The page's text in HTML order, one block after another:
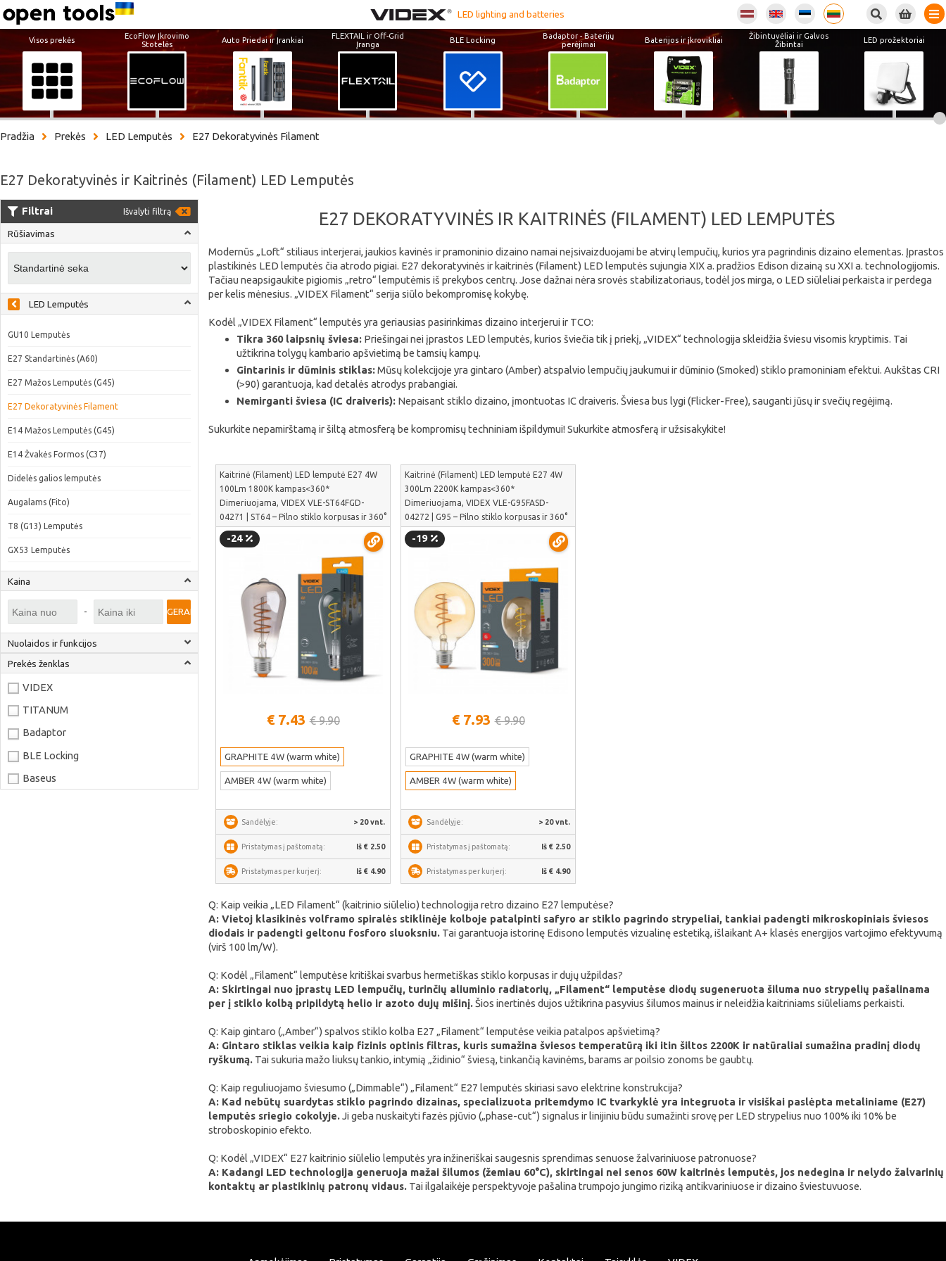
LED lighting and batteries
Visos prekės
EcoFlow Įkrovimo
Stotelės
Auto Priedai ir Įrankiai
FLEXTAIL ir Off-Grid
Įranga
BLE Locking
Badaptor - Baterijų
perėjimai
Baterijos ir įkrovikliai
Žibintuvėliai ir Galvos
Žibintai
LED prožektoriai
Pradžia Prekės LED Lemputės E27 Dekoratyvinės Filament
E27 Dekoratyvinės ir Kaitrinės (Filament) LED Lemputės
Filtrai Išvalyti filtrą
Rūšiavimas
LED Lemputės
GU10 Lemputės
E27 Standartinės (A60)
E27 Mažos Lemputės (G45)
E27 Dekoratyvinės Filament
E14 Mažos Lemputės (G45)
E14 Žvakės Formos (C37)
Didelės galios lemputės
Augalams (Fito)
T8 (G13) Lemputės
GX53 Lemputės
Kaina
- GERAI
Nuolaidos ir funkcijos
Prekės ženklas
VIDEX
TITANUM
Badaptor
BLE Locking
Baseus
E27 DEKORATYVINĖS IR KAITRINĖS (FILAMENT) LED LEMPUTĖS
Modernūs „Loft“ stiliaus interjerai, jaukios kavinės ir pramoninio dizaino namai neįsivaizduojami be atvirų lempučių, kurios yra pagrindinis dizaino elementas. Įprastos
plastikinės LED lemputės čia atrodo pigiai. E27 dekoratyvinės ir kaitrinės (Filament) LED lemputės sujungia XIX a. pradžios Edison dizainą su XXI a. technologijomis.
Tačiau neapsigaukite pigiomis „retro“ lemputėmis iš prekybos centrų. Jose dažnai nėra srovės stabilizatoriaus, todėl jos mirga, o LED siūleliai perkaista ir perdega
per kelis mėnesius. „VIDEX Filament“ serija siūlo bekompromisę kokybę.
Kodėl „VIDEX Filament“ lemputės yra geriausias pasirinkimas dizaino interjerui ir TCO:
Tikra 360 laipsnių šviesa:Priešingai nei įprastos LED lemputės, kurios šviečia tik į priekį, „VIDEX“ technologija skleidžia šviesu visomis kryptimis. Tai
užtikrina tolygų kambario apšvietimą be tamsių kampų.
Gintarinis ir dūminis stiklas:Mūsų kolekcijoje yra gintaro (Amber) atspalvio lempučių jaukumui ir dūminio (Smoked) stiklo pramoniniam efektui. Aukštas CRI
(>90) garantuoja, kad detalės atrodys prabangiai.
Nemirganti šviesa (IC draiveris):Nepaisant stiklo dizaino, įmontuotas IC draiveris. Šviesa bus lygi (Flicker-Free), sauganti jūsų ir svečių regėjimą.
Sukurkite nepamirštamą ir šiltą atmosferą be kompromisų techniniam išpildymui! Sukurkite atmosferą ir užsisakykite!
Kaitrinė (Filament) LED lemputė E27 4W
100Lm 1800K kampas<360*
Dimeriuojama, VIDEX VLE-ST64FGD-
04271 | ST64 – Pilno stiklo korpusas ir 360°
šviesos sklaida | VLE-ST64FGD-04271
-24
€ 7.43 € 9.90
GRAPHITE 4W (warm white)
AMBER 4W (warm white)
Sandėlyje: > 20 vnt.
Pristatymas į paštomatą: Iš € 2.50
Pristatymas per kurjerį: Iš € 4.90
Žiūrėti daugiau
Kaitrinė (Filament) LED lemputė E27 4W
300Lm 2200K kampas<360*
Dimeriuojama, VIDEX VLE-G95FASD-
04272 | G95 – Pilno stiklo korpusas ir 360°
šviesos sklaida | VLE-G95FASD-04272
-19
€ 7.93 € 9.90
GRAPHITE 4W (warm white)
AMBER 4W (warm white)
Sandėlyje: > 20 vnt.
Pristatymas į paštomatą: Iš € 2.50
Pristatymas per kurjerį: Iš € 4.90
Žiūrėti daugiau
Q: Kaip veikia „LED Filament“ (kaitrinio siūlelio) technologija retro dizaino E27 lemputėse?
A: Vietoj klasikinės volframo spiralės stiklinėje kolboje patalpinti safyro ar stiklo pagrindo strypeliai, tankiai padengti mikroskopiniais šviesos
diodais ir padengti geltonu fosforo sluoksniu.Tai garantuoja istorinę Edisono lemputės vizualinę estetiką, išlaikant A+ klasės energijos vartojimo efektyvumą
(virš 100 lm/W).
Q: Kodėl „Filament“ lemputėse kritiškai svarbus hermetiškas stiklo korpusas ir dujų užpildas?
A: Skirtingai nuo įprastų LED lempučių, turinčių aliuminio radiatorių, „Filament“ lemputėse diodų sugeneruota šiluma nuo strypelių pašalinama
per į stiklo kolbą pripildytą helio ir azoto dujų mišinį.Šios inertinės dujos užtikrina pasyvius šilumos mainus ir neleidžia kaitriniams siūleliams perkaisti.
Q: Kaip gintaro („Amber“) spalvos stiklo kolba E27 „Filament“ lemputėse veikia patalpos apšvietimą?
A: Gintaro stiklas veikia kaip fizinis optinis filtras, kuris sumažina šviesos temperatūrą iki itin šiltos 2200K ir natūraliai sumažina pradinį diodų
ryškumą.Tai sukuria mažo liuksų tankio, intymią „židinio“ šviesą, tinkančią kavinėms, barams ar poilsio zonoms be gaubtų.
Q: Kaip reguliuojamo šviesumo („Dimmable“) „Filament“ E27 lemputės skiriasi savo elektrine konstrukcija?
A: Kad nebūtų suardytas stiklo pagrindo dizainas, specializuota pritemdymo IC tvarkyklė yra integruota ir visiškai paslėpta metaliniame (E27)
lemputės sriegio cokolyje.Ji geba nuskaityti fazės pjūvio („phase-cut“) signalus ir linijiniu būdu sumažinti srovę per LED strypelius nuo 100% iki 10% be
stroboskopinio efekto.
Q: Kodėl „VIDEX“ E27 kaitrinio siūlelio lemputės yra inžineriškai saugesnis sprendimas senuose žalvariniuose patronuose?
A: Kadangi LED technologija generuoja mažai šilumos (žemiau 60°C), skirtingai nei senos 60W kaitrinės lemputės, jos nedegina ir nelydo žalvarinių
kontaktų ar plastikinių patronų vidaus.Tai ilgalaikėje perspektyvoje pašalina trumpojo jungimo riziką antikvariniuose ir dizaino šviestuvuose.